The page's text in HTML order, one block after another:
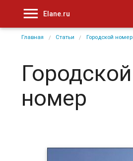
Elane.ru
Главная Статьи Городской номер
Городской
номер